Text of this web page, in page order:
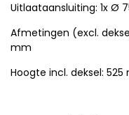
Uitlaataansluiting: 1x Ø
Afmetingen (excl.
mm
Hoogte incl. deksel: 525